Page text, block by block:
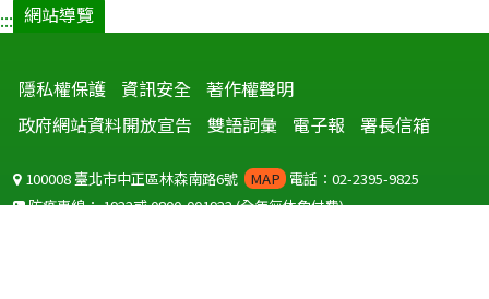
::: 網站導覽
隱私權保護 資訊安全 著作權聲明
政府網站資料開放宣告
雙語詞彙 電子報 署長信箱
100008 臺北市中正區林森南路6號 MAP 電話：02-2395-9825
防疫專線：1922或0800-001922(全年無休免付費)